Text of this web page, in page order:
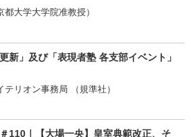
都大学大学院准教授）
新」及び「表現者塾 各支部イベント」
テリオン事務局 （規準社）
110｜【大場一央】皇室典範改正、そ